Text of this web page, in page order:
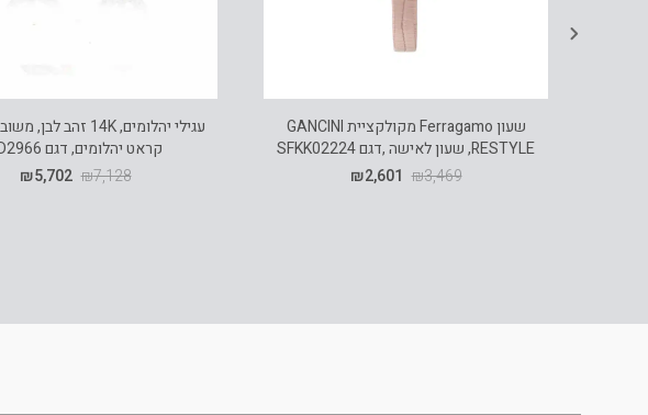
שעון Ferragamo מקולקציית GANCINI
RESTYLE, שעון לאישה ,דגם SFKK02224
₪3,469
₪2,601
קראט יהלומים, דגם ED2966
₪7,128
₪5,702